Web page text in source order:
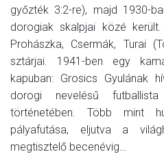
győzték 3:2-re), majd 1930-
dorogiak skalpjai közé
Prohászka, Csermák, Turai
sztárjai. 1941-ben egy
kapuban: Grosics Gyulának
dorogi nevelésű
történetében. Több mint
pályafutása, eljutva a
megtisztelő becenévig…